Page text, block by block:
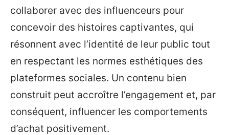
collaborer avec des influenceurs pour
concevoir des histoires captivantes, qui
résonnent avec l’identité de leur public tout
en respectant les normes esthétiques des
plateformes sociales. Un contenu bien
construit peut accroître l’engagement et, par
conséquent, influencer les comportements
d’achat positivement.